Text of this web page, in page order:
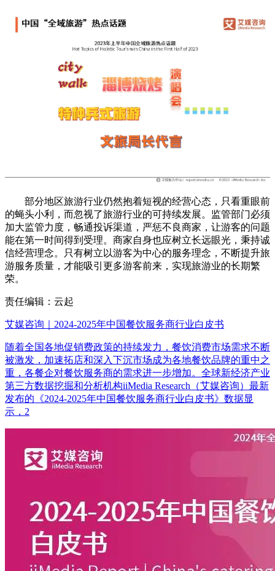
部分地区旅游行业仍然抱着短视的经营心态，只看重眼前
的蝇头小利，而忽视了旅游行业的可持续发展。监管部门必须
加大监管力度，畅通投诉渠道，严惩不良商家，让游客的问题
能在第一时间得到受理。商家自身也应树立长远眼光，秉持诚
信经营理念。只有树立以游客为中心的服务理念，不断提升旅
游服务质量，才能吸引更多游客前来，实现旅游业的长期繁
荣。
责任编辑：云起
艾媒咨询｜2024-2025年中国餐饮服务商行业白皮书
随着全国各地促销费政策的持续发力，餐饮消费市场需求不断
被激发，加速拓店和深入下沉市场成为各地餐饮品牌的重中之
重，各餐企对餐饮服务商的需求进一步增加。全球新经济产业
第三方数据挖掘和分析机构iiMedia Research（艾媒咨询）最新
发布的《2024-2025年中国餐饮服务商行业白皮书》数据显
示，2